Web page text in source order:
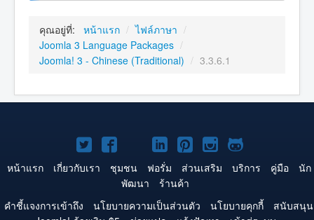
คุณอยู่ที่: หน้าแรก / ไฟล์ภาษา /
Joomla 3 Language Packages /
Joomla! 3 - Chinese (Traditional) / 3.3.6.1
Joomla!
บน
Twitter
Joomla!
บน
Facebook
Joomla!
บน
YouTube
Joomla!
บน
LinkedIn
Joomla!
บน
Pinterest
Joomla!
บน
Joomla!
บน
หน้าแรก เกี่ยวกับเรา ชุมชน ฟอรั่ม ส่วนเสริม บริการ คู่มือ
นัก
พัฒนา
ร้านค้า
คำชี้แจงการเข้าถึง
นโยบายความเป็นส่วนตัว นโยบายคุกกี้
สนับสนุน